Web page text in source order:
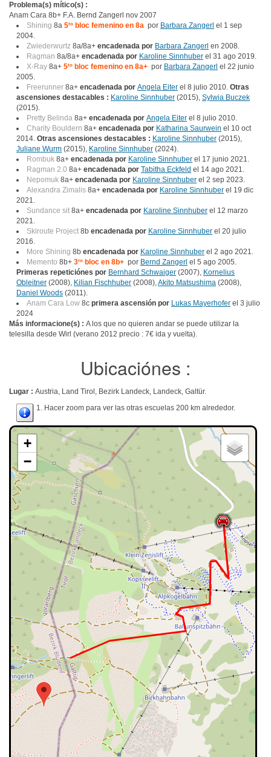
Problema(s) mítico(s) :
Anam Cara 8b+ F.A. Bernd Zangerl nov 2007
Shining 8a 5to bloc femenino en 8a por Barbara Zangerl el 1 sep
2004.
Zwiederwurtz 8a/8a+ encadenada por Barbara Zangerl en 2008.
Ragman 8a/8a+ encadenada por Karoline Sinnhuber el 31 ago 2019.
X-Ray 8a+ 5to bloc femenino en 8a+ por Barbara Zangerl el 22 junio
2005.
Freerunner 8a+ encadenada por Angela Eiter el 8 julio 2010. Otras
ascensiones destacables : Karoline Sinnhuber (2015), Sylwia Buczek
(2015).
Pretty Belinda 8a+ encadenada por Angela Eiter el 8 julio 2010.
Charity Bouldern 8a+ encadenada por Katharina Saurwein el 10 oct
2014. Otras ascensiones destacables : Karoline Sinnhuber (2015),
Juliane Wurm (2015), Karoline Sinnhuber (2024).
Rombuk 8a+ encadenada por Karoline Sinnhuber el 17 junio 2021.
Ragman 2.0 8a+ encadenada por Tabitha Eckfeld el 14 ago 2021.
Nepomuk 8a+ encadenada por Karoline Sinnhuber el 2 sep 2023.
Alexandra Zimalis 8a+ encadenada por Karoline Sinnhuber el 19 dic
2021.
Sundance sit 8a+ encadenada por Karoline Sinnhuber el 12 marzo
2021.
Skiroute Project 8b encadenada por Karoline Sinnhuber el 20 julio
2016.
More Shining 8b encadenada por Karoline Sinnhuber el 2 ago 2021.
Memento 8b+ 3ro bloc en 8b+ por Bernd Zangerl el 5 ago 2005.
Primeras repeticiónes por Bernhard Schwaiger (2007), Kornelius
Obleitner (2008), Kilian Fischhuber (2008),Akito Matsushima (2008),
Daniel Woods (2011).
Anam Cara Low 8c primera ascensión por Lukas Mayerhofer el 3 julio
2024
Más informacione(s) : A los que no quieren andar se puede utilizar la
telesilla desde Wirl (verano 2012 precio : 7€ ida y vuelta).
Ubicaciónes :
Lugar : Austria, Land Tirol, Bezirk Landeck, Landeck, Galtür.
1. Hacer zoom para ver las otras escuelas 200 km alrededor.
+
−